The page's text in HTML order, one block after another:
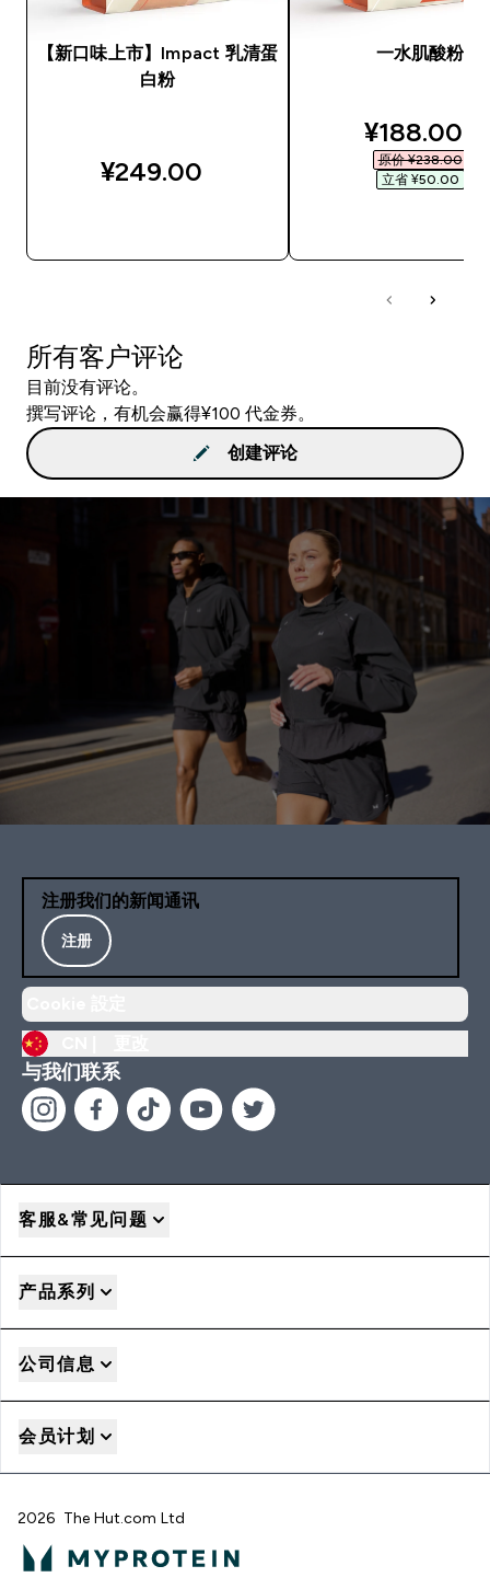
【新口味上市】Impact 乳清蛋
白粉
¥249.00‎
一水肌酸粉
¥188.00‎
原价 ¥238.00‎
立省 ¥50.00‎
所有客户评论
目前没有评论。
撰写评论，有机会赢得¥100 代金券。
创建评论
注册我们的新闻通讯
注册
与我们联系
客服&常见问题
产品系列
公司信息
会员计划
2026 The Hut.com Ltd